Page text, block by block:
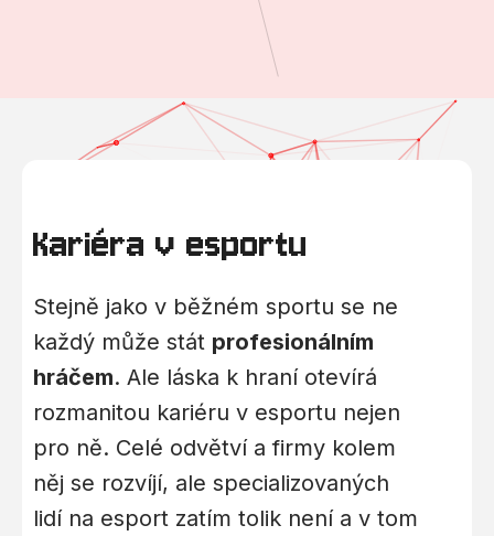
Kariéra v esportu
Stejně jako v běžném sportu se ne
každý může stát profesionálním
hráčem. Ale láska k hraní otevírá
rozmanitou kariéru v esportu nejen
pro ně. Celé odvětví a firmy kolem
něj se rozvíjí, ale specializovaných
lidí na esport zatím tolik není a v tom